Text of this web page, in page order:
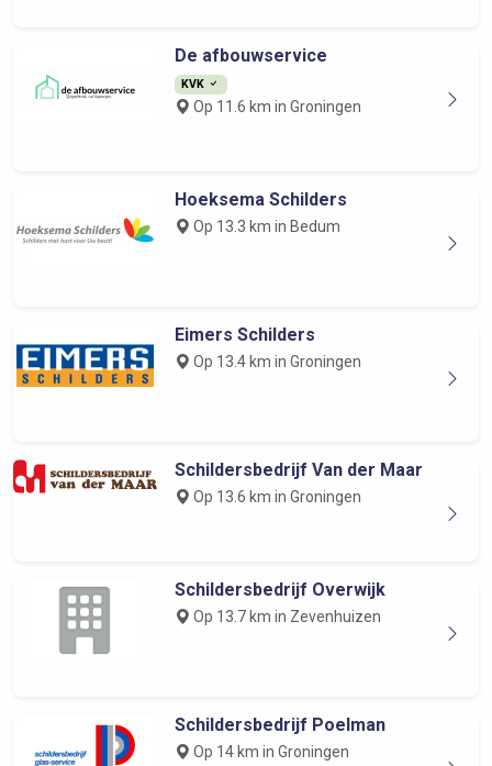
De afbouwservice
KVK
Op 11.6 km in Groningen
Hoeksema Schilders
Op 13.3 km in Bedum
Eimers Schilders
Op 13.4 km in Groningen
Schildersbedrijf Van der Maar
Op 13.6 km in Groningen
Schildersbedrijf Overwijk
Op 13.7 km in Zevenhuizen
Schildersbedrijf Poelman
Op 14 km in Groningen